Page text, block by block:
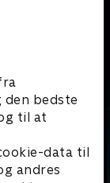
bedste
til at
data til
andres